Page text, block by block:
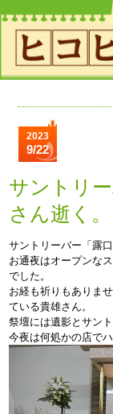
2023
9/22
サントリ
さん逝く。
サントリーバー「露
お通夜はオープンな
でした。
お経も祈りもありま
ている貴雄さん。
祭壇には遺影とサン
今夜は何処かの店で